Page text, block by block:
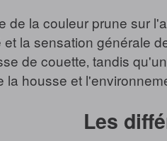
de la couleur prune sur
et la sensation générale
de couette‚ tandis
la housse et
Les